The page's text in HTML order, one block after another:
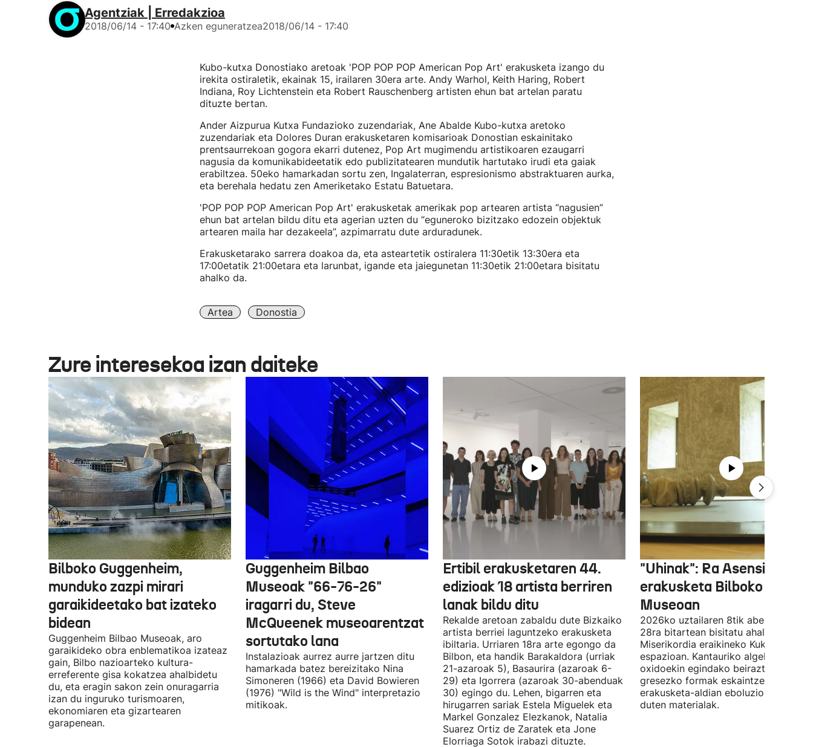
Agentziak | Erredakzioa
2018/06/14 - 17:40 Azken eguneratzea2018/06/14 - 17:40
Kubo-kutxa Donostiako aretoak 'POP POP POP American Pop Art' erakusketa izango du
irekita ostiraletik, ekainak 15, irailaren 30era arte. Andy Warhol, Keith Haring, Robert
Indiana, Roy Lichtenstein eta Robert Rauschenberg artisten ehun bat artelan paratu
dituzte bertan.
Ander Aizpurua Kutxa Fundazioko zuzendariak, Ane Abalde Kubo-kutxa aretoko
zuzendariak eta Dolores Duran erakusketaren komisarioak Donostian eskainitako
prentsaurrekoan gogora ekarri dutenez, Pop Art mugimendu artistikoaren ezaugarri
nagusia da komunikabideetatik edo publizitatearen mundutik hartutako irudi eta gaiak
erabiltzea. 50eko hamarkadan sortu zen, Ingalaterran, espresionismo abstraktuaren aurka,
eta berehala hedatu zen Ameriketako Estatu Batuetara.
'POP POP POP American Pop Art' erakusketak amerikak pop artearen artista “nagusien”
ehun bat artelan bildu ditu eta agerian uzten du “eguneroko bizitzako edozein objektuk
artearen maila har dezakeela”, azpimarratu dute arduradunek.
Erakusketarako sarrera doakoa da, eta asteartetik ostiralera 11:30etik 13:30era eta
17:00etatik 21:00etara eta larunbat, igande eta jaiegunetan 11:30etik 21:00etara bisitatu
ahalko da.
Artea Donostia
Zure interesekoa izan daiteke
Bilboko Guggenheim,
munduko zazpi mirari
garaikideetako bat izateko
bidean
Guggenheim Bilbao Museoak, aro
garaikideko obra enblematikoa izateaz
gain, Bilbo nazioarteko kultura-
erreferente gisa kokatzea ahalbidetu
du, eta eragin sakon zein onuragarria
izan du inguruko turismoaren,
ekonomiaren eta gizartearen
garapenean.
Guggenheim Bilbao
Museoak "66-76-26"
iragarri du, Steve
McQueenek museoarentzat
sortutako lana
Instalazioak aurrez aurre jartzen ditu
hamarkada batez bereizitako Nina
Simoneren (1966) eta David Bowieren
(1976) "Wild is the Wind" interpretazio
mitikoak.
Ertibil erakusketaren 44.
edizioak 18 artista berriren
lanak bildu ditu
Rekalde aretoan zabaldu dute Bizkaiko
artista berriei laguntzeko erakusketa
ibiltaria. Urriaren 18ra arte egongo da
Bilbon, eta handik Barakaldora (urriak
21-azaroak 5), Basaurira (azaroak 6-
29) eta Igorrera (azaroak 30-abenduak
30) egingo du. Lehen, bigarren eta
hirugarren sariak Estela Miguelek eta
Markel Gonzalez Elezkanok, Natalia
Suarez Ortiz de Zaratek eta Jone
Elorriaga Sotok irabazi dituzte.
"Uhinak": Ra Asensiren
erakusketa Bilboko Euskal
Museoan
2026ko uztailaren 8tik abenduaren
28ra bitartean bisitatu ahal izango
Miserikordia eraikineko Kukula
espazioan. Kantauriko algekin eta
oxidoekin egindako beiraztatutako
gresezko formak eskaintzen ditu,
erakusketa-aldian eboluzionatzen
duten materialak.